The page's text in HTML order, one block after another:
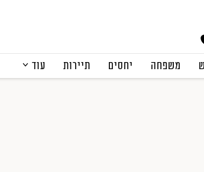
משפחה יחסים תיירות עוד